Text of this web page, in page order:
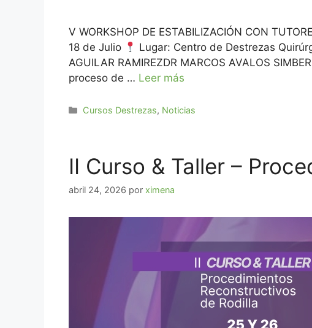
V WORKSHOP DE ESTABILIZACIÓN CON
18 de Julio
Lugar: Centro de Destrezas
AGUILAR RAMIREZDR MARCOS AVALOS
proceso de … Leer más
Cursos Destrezas, Noticias
II Curso & Taller –
abril 24, 2026 por ximena